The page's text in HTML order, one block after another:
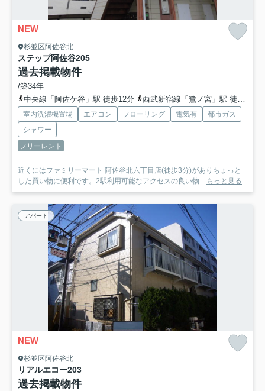
NEW
杉並区阿佐谷北
ステップ阿佐谷205
過去掲載物件
/築34年
中央線「阿佐ケ谷」駅 徒歩12分
西武新宿線「鷺ノ宮」駅 徒歩18分
室内洗濯機置場 エアコン フローリング 電気有
都市ガス
シャワー
フリーレント
近くにはファミリーマート 阿佐谷北六丁目店(徒歩3分)がありちょっと
した買い物に便利です。2駅利用可能なアクセスの良い物... もっと見る
アパート
NEW
杉並区阿佐谷北
リアルエコー203
過去掲載物件